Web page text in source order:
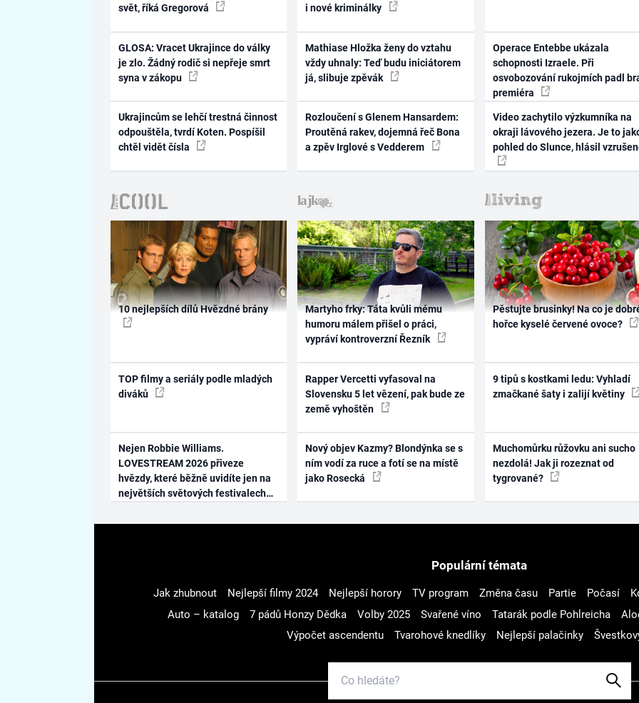
svět, říká Gregorová
GLOSA: Vracet Ukrajince do války
je zlo. Žádný rodič si nepřeje smrt
syna v zákopu
Ukrajincům se lehčí trestná činnost
odpouštěla, tvrdí Koten. Pospíšil
chtěl vidět čísla
i nové kriminálky
Mathiase Hložka ženy do vztahu
vždy uhnaly: Teď budu iniciátorem
já, slibuje zpěvák
Rozloučení s Glenem Hansardem:
Proutěná rakev, dojemná řeč Bona
a zpěv Irglové s Vedderem
Operace Entebbe ukázala
schopnosti Izraele. Při
osvobozování rukojmích padl
premiéra
Video zachytilo výzkumníka na
okraji lávového jezera. Je to
pohled do Slunce, hlásil
10 nejlepších dílů Hvězdné brány
TOP filmy a seriály podle mladých
diváků
Nejen Robbie Williams.
LOVESTREAM 2026 přiveze
hvězdy, které běžně uvidíte jen na
největších světových festivalech
Martyho frky: Táta kvůli mému
humoru málem přišel o práci,
vypráví kontroverzní Řezník
Rapper Vercetti vyfasoval na
Slovensku 5 let vězení, pak bude ze
země vyhoštěn
Nový objev Kazmy? Blondýnka se s
ním vodí za ruce a fotí se na místě
jako Rosecká
Pěstujte brusinky! Na co je
hořce kyselé červené ovoce?
9 tipů s kostkami ledu: Vyhladí
zmačkané šaty i zalijí květiny
Muchomůrku růžovku ani sucho
nezdolá! Jak ji rozeznat od
tygrované?
Populární témata
Jak zhubnout Nejlepší filmy 2024 Nejlepší horory TV program Změna času Partie Počasí
Auto – katalog
7 pádů Honzy Dědka Volby 2025 Svařené víno Tatarák podle Pohlreicha
Výpočet ascendentu
Tvarohové knedlíky Nejlepší palačinky